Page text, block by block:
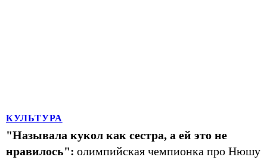
КУЛЬТУРА
"Называла кукол как сестра, а ей это не
нравилось": олимпийская чемпионка про Нюшу